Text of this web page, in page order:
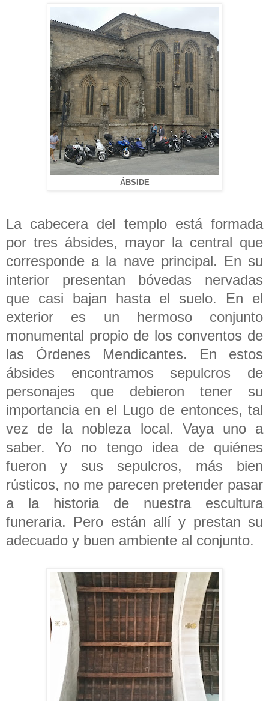
ÁBSIDE
La cabecera del templo está formada
por tres ábsides, mayor la central que
corresponde a la nave principal. En su
interior presentan bóvedas nervadas
que casi bajan hasta el suelo. En el
exterior es un hermoso conjunto
monumental propio de los conventos de
las Órdenes Mendicantes. En estos
ábsides encontramos sepulcros de
personajes que debieron tener su
importancia en el Lugo de entonces, tal
vez de la nobleza local. Vaya uno a
saber. Yo no tengo idea de quiénes
fueron y sus sepulcros, más bien
rústicos, no me parecen pretender pasar
a la historia de nuestra escultura
funeraria. Pero están allí y prestan su
adecuado y buen ambiente al conjunto.